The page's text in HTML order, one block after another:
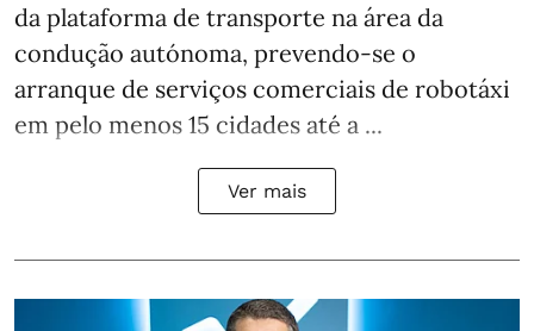
da plataforma de transporte na área da
condução autónoma, prevendo-se o
arranque de serviços comerciais de robotáxi
em pelo menos 15 cidades até a ...
Ver mais